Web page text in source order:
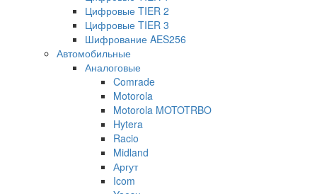
Цифровые TIER 2
Цифровые TIER 3
Шифрование AES256
Автомобильные
Аналоговые
Comrade
Motorola
Motorola MOTOTRBO
Hytera
Racio
Midland
Аргут
Icom